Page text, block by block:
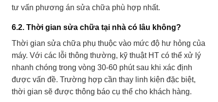
tư vấn phương án sửa chữa phù hợp nhất.
6.2. Thời gian sửa chữa tại nhà có lâu không?
Thời gian sửa chữa phụ thuộc vào mức độ hư hỏng của
máy. Với các lỗi thông thường, kỹ thuật HT có thể xử lý
nhanh chóng trong vòng 30-60 phút sau khi xác định
được vấn đề. Trường hợp cần thay linh kiện đặc biệt,
thời gian sẽ được thông báo cụ thể cho khách hàng.